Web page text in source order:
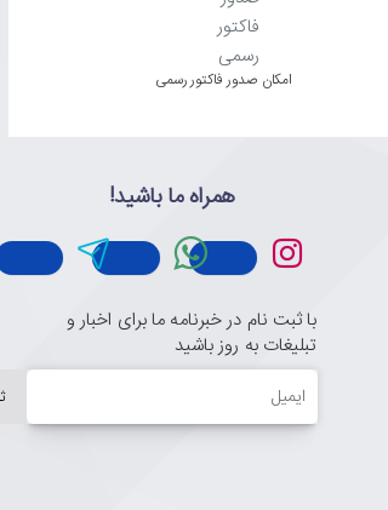
امکان صدور فاکتور رسمی
همراه ما باشید!
با ثبت نام در خبرنامه ما برای اخبار و
تبلیغات به روز باشید
ایمیل